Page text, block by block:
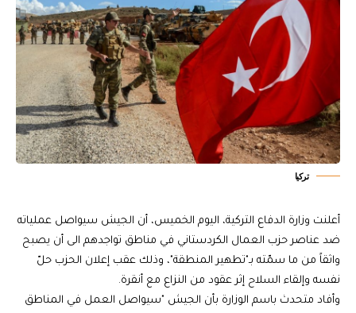
تركيا
أعلنت وزارة الدفاع التركية، اليوم الخميس، أن الجيش سيواصل عملياته
ضد عناصر حزب العمال الكردستاني في مناطق تواجدهم الى أن يصبح
واثقاً من ما سمّته بـ"تطهير المنطقة"، وذلك عقب إعلان الحزب حلّ
نفسه وإلقاء السلاح إثر عقود من النزاع مع أنقرة.
وأفاد متحدث باسم الوزارة بأن الجيش "سيواصل العمل في المناطق